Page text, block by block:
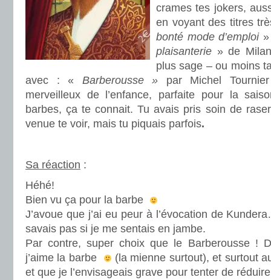
crames tes jokers,
en voyant des titres
bonté mode d’emploi»
plaisanterie » de
plus sage – ou moins
avec : « Barberousse » par Michel
merveilleux de l’enfance, parfaite pour la
barbes, ça te connait. Tu avais pris soin de
venue te voir, mais tu piquais parfois.
Sa réaction :
Héhé!
Bien vu ça pour la barbe
J’avoue que j’ai eu peur à l’évocation de
savais pas si je me sentais en jambe.
Par contre, super choix que le Barberousse !
j’aime la barbe
(la mienne surtout), et surtout
et que je l’envisageais grave pour tenter de